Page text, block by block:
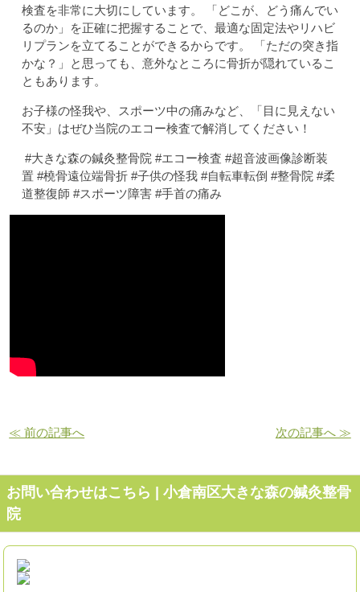
検査を非常に大切にしています。 「どこが、どう痛んでい
るのか」を正確に把握することで、最適な固定法やリハビ
リプランを立てることができるからです。 「ただの突き指
かな？」と思っても、意外なところに骨折が隠れているこ
ともあります。
お子様の怪我や、スポーツ中の痛みなど、「目に見えない
不安」はぜひ当院のエコー検査で解消してください！
#大きな森の鍼灸整骨院 #エコー検査 #超音波画像診断装
置 #橈骨遠位端骨折 #子供の怪我 #自転車転倒 #整骨院 #柔
道整復師 #スポーツ障害 #手首の痛み
≪ 前の記事へ 次の記事へ ≫
お問い合わせはこちら | 小倉南区大きな森の鍼灸整骨
院